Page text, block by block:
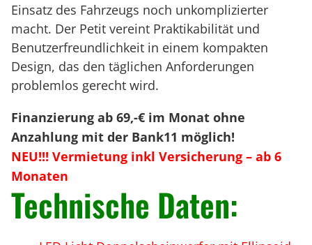
Einsatz des Fahrzeugs noch unkomplizierter
macht. Der Petit vereint Praktikabilität und
Benutzerfreundlichkeit in einem kompakten
Design, das den täglichen Anforderungen
problemlos gerecht wird.
Finanzierung ab 69,-€ im Monat ohne
Anzahlung mit der Bank11 möglich!
NEU!!! Vermietung inkl Versicherung – ab 6
Monaten
Technische Daten: